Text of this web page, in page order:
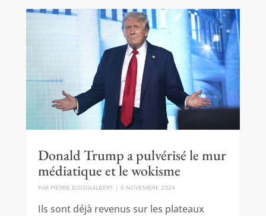
Donald Trump a pulvérisé le mur
médiatique et le wokisme
PAR PIERRE BOISGUILBERT| 8 NOVEMBRE 2024
Ils sont déjà revenus sur les plateaux